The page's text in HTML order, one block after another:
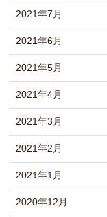
2021年7月
2021年6月
2021年5月
2021年4月
2021年3月
2021年2月
2021年1月
2020年12月